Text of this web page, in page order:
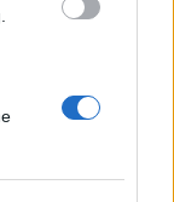
sokan
nagyobb
sokan még